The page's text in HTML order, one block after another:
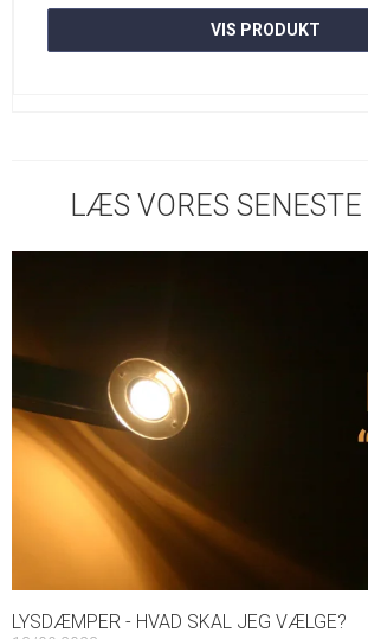
VIS PRODUKT
LÆS VORES SENESTE
LYSDÆMPER - HVAD SKAL JEG VÆLGE?